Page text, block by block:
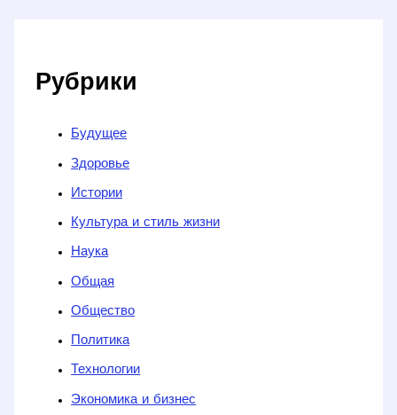
Рубрики
Будущее
Здоровье
Истории
Культура и стиль жизни
Наука
Общая
Общество
Политика
Технологии
Экономика и бизнес